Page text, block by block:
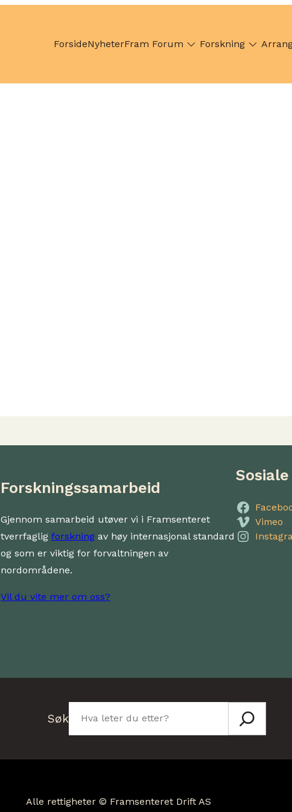
ForsideNyheterFram Forum Forskning
Forskningssamarbeid
Gjennom samarbeid utøver vi i Framsenteret
tverrfaglig forskning av høy internasjonal standard
og som er viktig for forvaltningen av
nordområdene.
Vil du vite mer om oss?
Vimeo
Søk
Alle rettigheter © Framsenteret Drift AS